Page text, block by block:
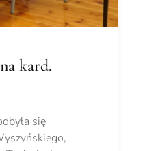
kard.
się